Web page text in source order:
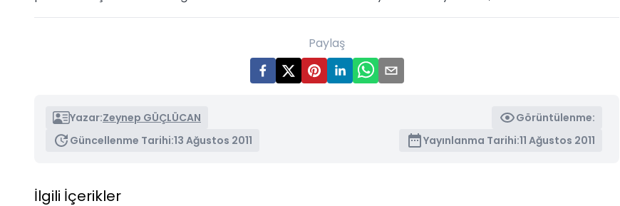
Paylaş
Yazar:Zeynep GÜÇLÜCAN
Görüntülenme:
Güncellenme Tarihi:13 Ağustos 2011 Yayınlanma Tarihi:11 Ağustos 2011
İlgili İçerikler